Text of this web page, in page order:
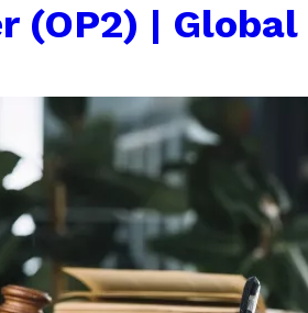
(OP2) | Global